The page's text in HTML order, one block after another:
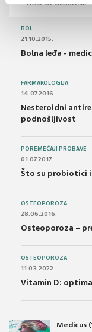
NAJPOPULARNIJE
BOL
21.10.2015.
Bolna leđa -
FARMAKOLOGIJA
14.07.2016.
Nesteroidni
podnošljivost
POREMEĆAJI PROBAVE
01.07.2017.
Što su probiotici i
OSTEOPOROZA
28.06.2016.
Osteoporoza –
OSTEOPOROZA
11.03.2022.
Vitamin D:
Medicus